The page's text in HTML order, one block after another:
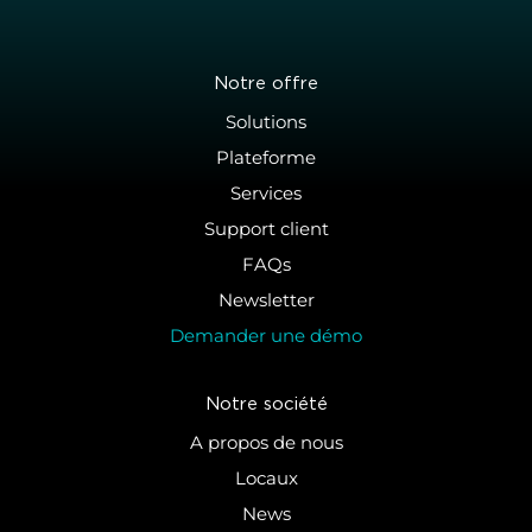
Notre offre
Solutions
Plateforme
Services
Support client
FAQs
Newsletter
Demander une démo
Notre société
A propos de nous
Locaux
News